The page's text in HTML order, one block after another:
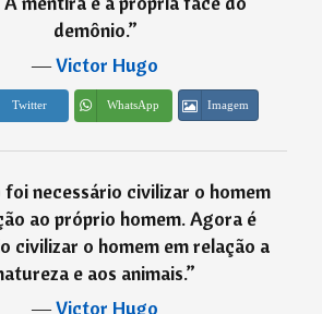
demônio.”
―Victor Hugo
Twitter WhatsApp Imagem
foi necessário civilizar o homem
ao próprio homem. Agora é
civilizar o homem em relação a
e aos animais.”
―Victor Hugo